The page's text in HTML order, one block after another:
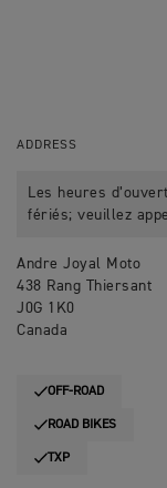
ADDRESS
Les heures
fériés; veuillez
Andre Joyal Moto
438 Rang Thiersant
J0G 1K0
Canada
OFF-ROAD
ROAD BIKES
TXP